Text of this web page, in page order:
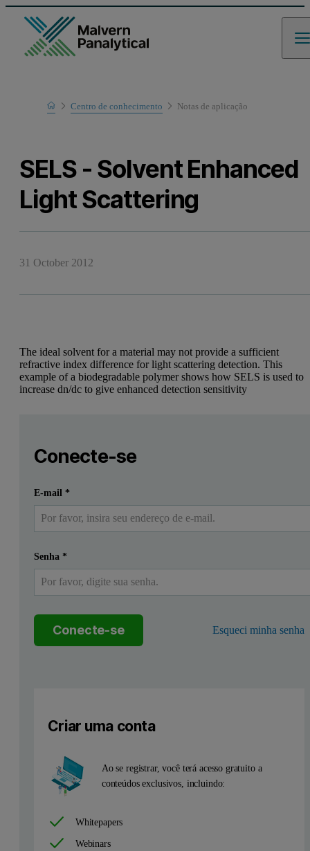
Home
Learn
Centro de conhecimento Notas de aplicaҫão
SELS - Solvent Enhanced
Light Scattering
31 October 2012
The ideal solvent for a material may not provide a sufficient
refractive index difference for light scattering detection. This
example of a biodegradable polymer shows how SELS is used to
increase dn/dc to give enhanced detection sensitivity
SELS
SELS emphasizes the separate and different roles of sample
Experimental Details
Enviar
Conecte-se
E-mail *
Senha *
Conecte-se Esqueci minha senha
Criar uma conta
Ao se registrar, você terá acesso gratuito a
conteúdos exclusivos, incluindo:
Whitepapers
Webinars